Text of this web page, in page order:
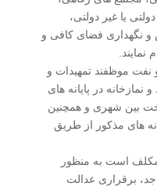
یا غیر دولتی،
و نگهداری فضای کافی و
نفت موظفند تمهیدات و
در پایانه های
بین شهری و همچنین
های مذکور از طریق
است به منظور
برقراری عدالت